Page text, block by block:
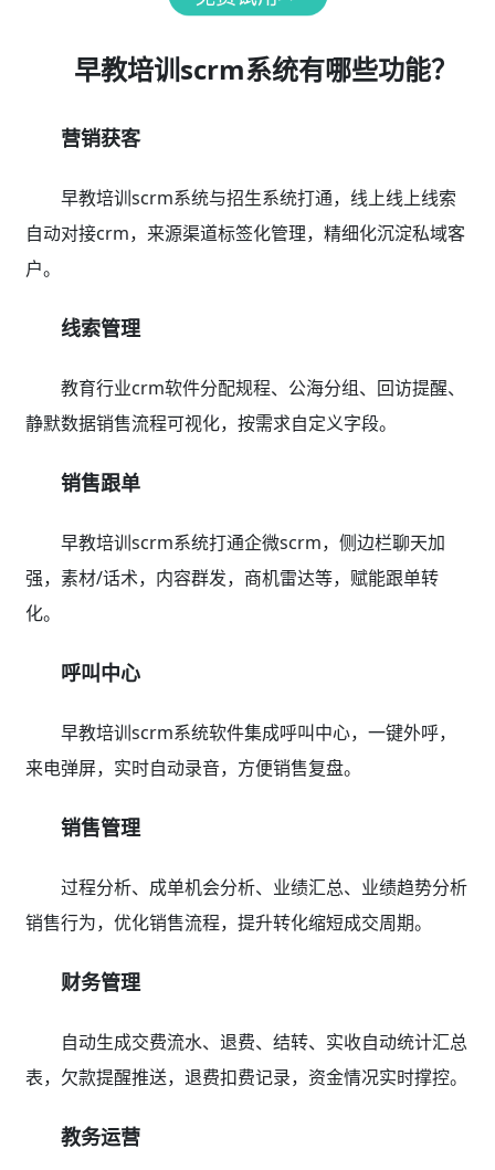
早教培训scrm系统有哪些功能？
营销获客
早教培训scrm系统与招生系统打通，线上线上线索
自动对接crm，来源渠道标签化管理，精细化沉淀私域客
户。
线索管理
教育行业crm软件分配规程、公海分组、回访提醒、
静默数据销售流程可视化，按需求自定义字段。
销售跟单
早教培训scrm系统打通企微scrm，侧边栏聊天加
强，素材/话术，内容群发，商机雷达等，赋能跟单转
化。
呼叫中心
早教培训scrm系统软件集成呼叫中心，一键外呼，
来电弹屏，实时自动录音，方便销售复盘。
销售管理
过程分析、成单机会分析、业绩汇总、业绩趋势分析
销售行为，优化销售流程，提升转化缩短成交周期。
财务管理
自动生成交费流水、退费、结转、实收自动统计汇总
表，欠款提醒推送，退费扣费记录，资金情况实时撑控。
教务运营